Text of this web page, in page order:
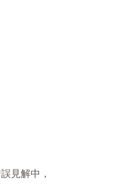
見解中，